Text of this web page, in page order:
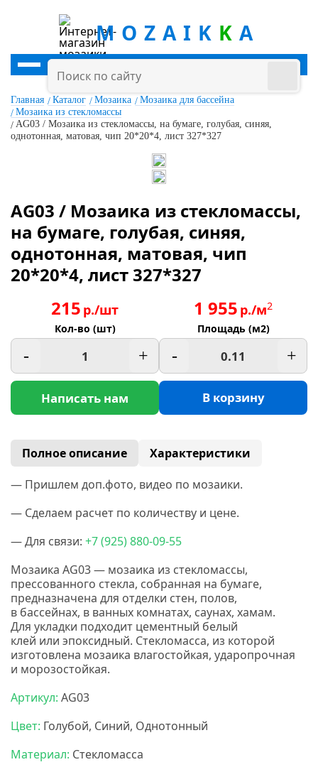
MOZAIK K A
Главная Каталог Мозаика
Мозаика для бассейна
Мозаика из стекломассы
AG03 / Мозаика из стекломассы, на бумаге, голубая, синяя,
однотонная, матовая, чип 20*20*4, лист 327*327
AG03 / Мозаика из стекломассы,
на бумаге, голубая, синяя,
однотонная, матовая, чип
20*20*4, лист 327*327
215 р./шт
Кол-во (шт)
- +
Написать нам
1 955 р./м2
Площадь (м2)
- +
В корзину
Полное описание
Характеристики
— Пришлем доп.фото, видео по мозаики.
— Сделаем расчет по количеству и цене.
— Для связи: +7(925) 880-09-55
Мозаика AG03 — мозаика из стекломассы,
прессованного стекла, собранная на бумаге,
предназначена для отделки стен, полов,
в бассейнах, в ванных комнатах, саунах, хамам.
Для укладки подходит цементный белый
клей или эпоксидный. Стекломасса, из которой
изготовлена мозаика влагостойкая, ударопрочная
и морозостойкая.
Артикул: AG03
Цвет: Голубой, Синий, Однотонный
Материал: Стекломасса